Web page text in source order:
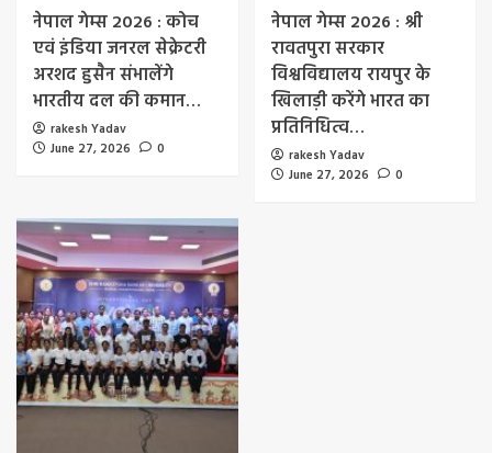
नेपाल गेम्स 2026 : कोच
एवं इंडिया जनरल सेक्रेटरी
अरशद हुसैन संभालेंगे
भारतीय दल की कमान…
rakesh Yadav
June 27, 2026
0
नेपाल गेम्स 2026 : श्री
रावतपुरा सरकार
विश्वविद्यालय रायपुर के
खिलाड़ी करेंगे भारत का
प्रतिनिधित्व…
rakesh Yadav
June 27, 2026
0